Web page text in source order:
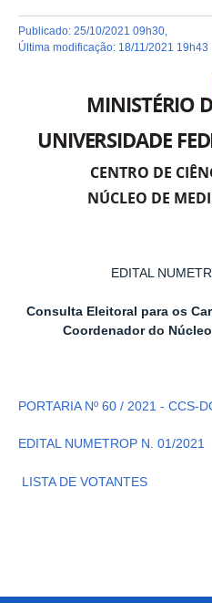
publicado: 25/10/2021 09h30
última modificação: 18/11/2021 19h43
MINISTÉRIO
UNIVERSIDADE
CENTRO DE
NÚCLEO DE
EDITAL
Consulta Eleitoral para os
Coordenador do
PORTARIA Nº 60 / 2021 - CCS-
EDITAL NUMETROP N. 01/2021
LISTA DE VOTANTES